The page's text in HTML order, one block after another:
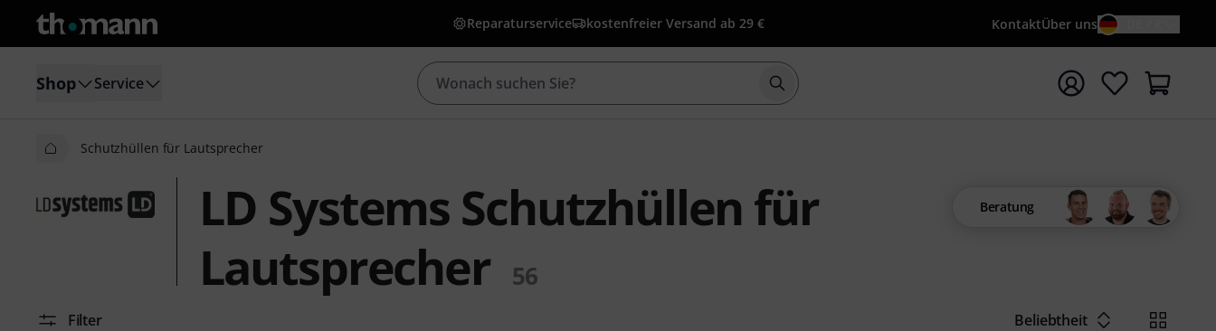
Reparaturservice kostenfreier Versand ab 29 € KontaktÜber uns
Shop Service Suche mit Suchwort {searchTerm} starten
Schutzhüllen für Lautsprecher
LD Systems Schutzhüllen für
Lautsprecher
56
Beratung
Filter Beliebtheit